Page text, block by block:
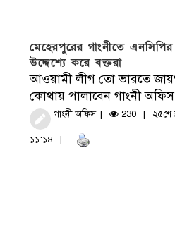
মেহেরপুরের গাংনীতে
উদ্দেশ্যে করে বক্তরা
আওয়ামী লীগ তো ভারতে
কোথায় পালাবেন গাংনী অফিস
গাংনী অফিস 230 ২৫শে
১১:১৪